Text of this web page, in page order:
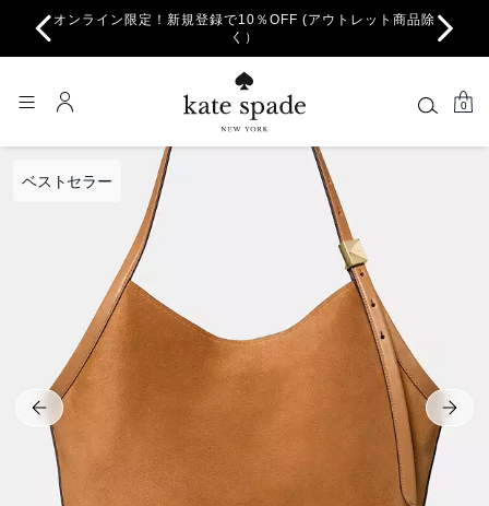
オンライン限定！新規登録で10％OFF (アウトレット商品除
く）
0
ベストセラー